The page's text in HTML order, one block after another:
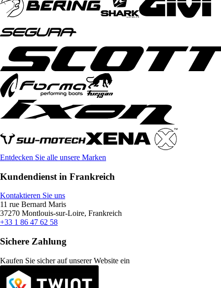
Entdecken Sie alle unsere Marken
Kundendienst in Frankreich
Kontaktieren Sie uns
11 rue Bernard Maris
37270 Montlouis-sur-Loire, Frankreich
+33 1 86 47 62 58
Sichere Zahlung
Kaufen Sie sicher auf unserer Website ein